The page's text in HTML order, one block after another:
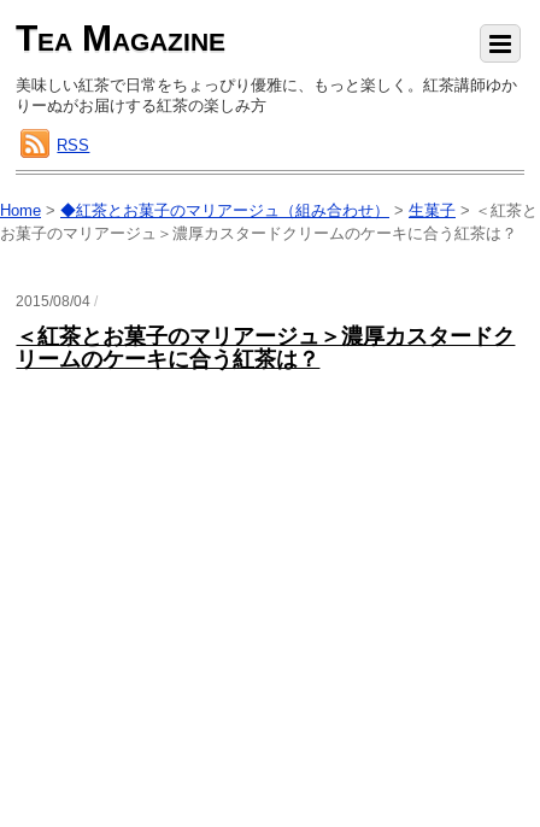
Tea Magazine
美味しい紅茶で日常をちょっぴり優雅に、もっと楽しく。紅茶講師ゆか
りーぬがお届けする紅茶の楽しみ方
RSS
Home > ◆紅茶とお菓子のマリアージュ（組み合わせ） > 生菓子 > ＜紅茶と
お菓子のマリアージュ＞濃厚カスタードクリームのケーキに合う紅茶は？
2015/08/04/
＜紅茶とお菓子のマリアージュ＞濃厚カスタードク
リームのケーキに合う紅茶は？